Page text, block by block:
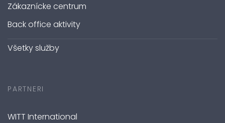
Zákaznícke centrum
Back office aktivity
Všetky služby
PARTNERI
WITT International